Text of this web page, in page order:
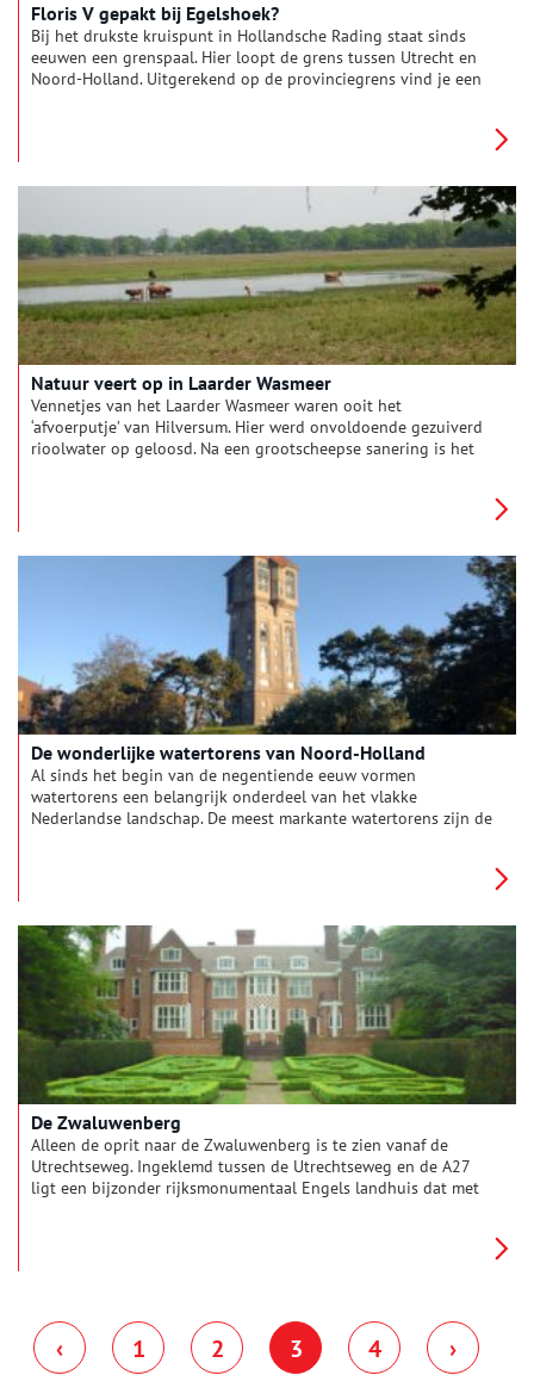
Floris V gepakt bij Egelshoek?
Bij het drukste kruispunt in Hollandsche Rading staat sinds
eeuwen een grenspaal. Hier loopt de grens tussen Utrecht en
Noord-Holland. Uitgerekend op de provinciegrens vind je een
Natuur veert op in Laarder Wasmeer
Vennetjes van het Laarder Wasmeer waren ooit het
‘afvoerputje’ van Hilversum. Hier werd onvoldoende gezuiverd
rioolwater op geloosd. Na een grootscheepse sanering is het
De wonderlijke watertorens van Noord-Holland
Al sinds het begin van de negentiende eeuw vormen
watertorens een belangrijk onderdeel van het vlakke
Nederlandse landschap. De meest markante watertorens zijn de
het uiterlijk van de torens. Hieronder vind je de zeven meest
bijzondere torens van Noord-Holland.
De Zwaluwenberg
Alleen de oprit naar de Zwaluwenberg is te zien vanaf de
Utrechtseweg. Ingeklemd tussen de Utrechtseweg en de A27
ligt een bijzonder rijksmonumentaal Engels landhuis dat met
‹ 1 2 3 4 ›